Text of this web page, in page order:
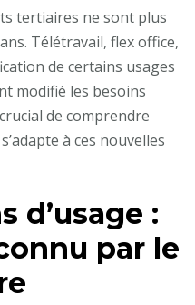
tertiaires ne sont plus
Télétravail, flex office,
de certains usages
modifié les besoins
de comprendre
s’adapte à ces nouvelles
d’usage :
par le